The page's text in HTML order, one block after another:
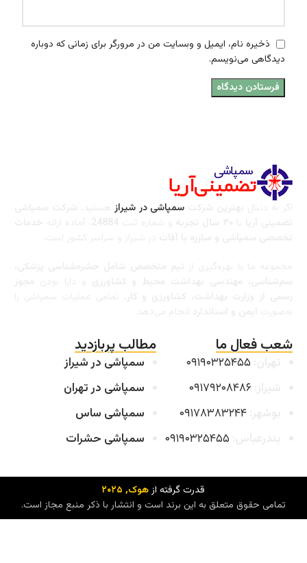
ذخیره نام، ایمیل و وبسایت من در مرورگر برای زمانی که دوباره
دیدگاهی می‌نویسم.
سمپاشی در شیراز
شعب فعال ما
۰۹۱۹۰۳۲۵۴۵۵
۰۹۱۷۹۲۰۸۴۸۶
۰۹۱۷۸۳۸۳۲۴۴
۰۹۱۹۰۳۲۵۴۵۵
مطالب پربازدید
سمپاشی در شیراز
سمپاشی در تهران
سمپاشی ساس
سمپاشی حشرات
قدرت گرفته ازهوک, ۲۰۲۵
تمامی حقوق متعلق به این برند است و انتشار با ذکر منبع مجاز است.